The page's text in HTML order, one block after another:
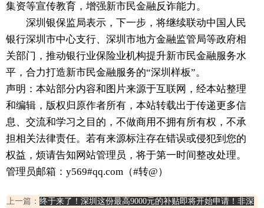
集资等宣传教育，增强新市民金融反诈能力。
深圳银保监局表示，下一步，将继续联动中国人民
银行深圳市中心支行、深圳市地方金融监管局等政府相
关部门，推动银行业保险业机构提升新市民金融服务水
平，合力打造新市民金融服务的“深圳样板”。
声明：本站部分内容和图片来源于互联网，经本站整理
和编辑，版权归原作者所有，本站转载出于传递更多信
息、交流和学习之目的，不做商用不拥有所有权，不承
担相关法律责任。若有来源标注存在错误或侵犯到您的
权益，烦请告知网站管理员，将于第一时间整改处理。
管理员邮箱：y569#qq.com（#转@）
上一篇： 终于来了！深圳这份最高9000元的补贴即将开始申请！非深